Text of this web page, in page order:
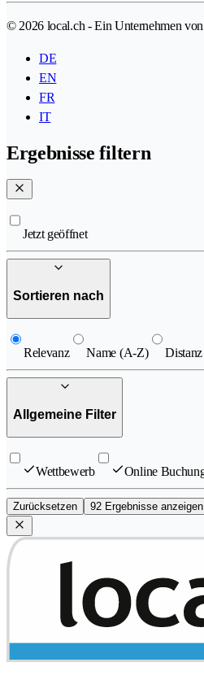
© 2026 local.ch - Ein Unternehmen von
DE
EN
FR
IT
Ergebnisse filtern
Jetzt geöffnet
Sortieren nach
Relevanz Name (A-Z) Distanz
Allgemeine Filter
Wettbewerb Online
Zurücksetzen 92 Ergebnisse anzeigen